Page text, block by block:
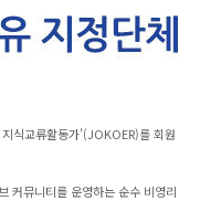
식교류활동가’(JOKOER)를 회원
커뮤니티를 운영하는 순수 비영리